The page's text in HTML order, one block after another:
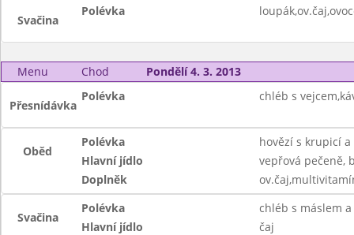
Svačina
Polévka
Menu Chod Pondělí 4. 3. 2013
Přesnídávka
Polévka chléb s
Oběd
Polévka
hovězí s krupicí a
Hlavní jídlo
vepřová pečeně,
Doplněk
Svačina
Polévka
chléb s máslem
Hlavní jídlo
čaj